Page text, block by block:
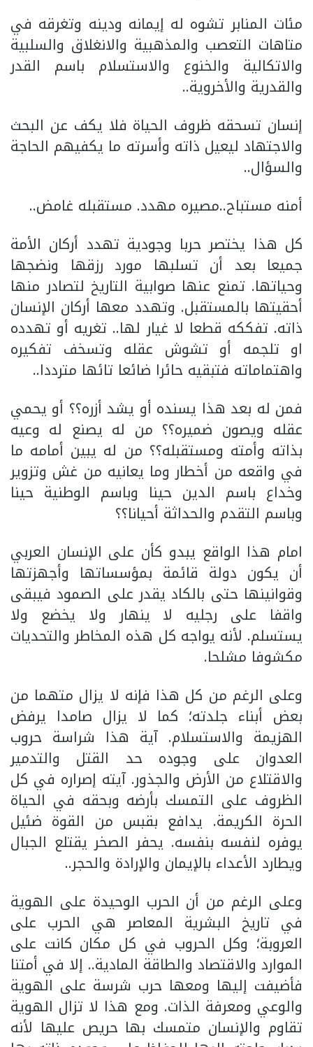
مئات المنابر تشوه له إيمانه ودينه وتغرقه في
متاهات التعصب والمذهبية والانغلاق والسلبية
والاتكالية والخنوع والاستسلام باسم القدر
والقدرية والأخروية..
إنسان تسحقه ظروف الحياة فلا يكف عن البحث
والاجتهاد ليعيل ذاته وأسرته ما يكفيهم الحاجة
والسؤال..
أمنه مستباح..مصيره مهدد. مستقبله غامض..
كل هذا يختصر حربا وجودية تهدد أركان الأمة
جميعا بعد أن تسلبها مورد رزقها ونضجها
وحياتها. تمنع عنها صوابية التاريخ لتصادر منها
أحقيتها بالمستقبل. وتهدد معها أركان الإنسان
ذاته. تفككه قطعا لا غيار لها.. تغريه أو تهدده
او تلجمه أو تشوش عقله وتسخف تفكيره
واهتماماته فتبقيه حائرا ضائعا تائها مترددا..
فمن له بعد هذا يسنده أو يشد أزره؟؟ أو يحمي
عقله ويصون ضميره؟؟ من له يصنع له وعيه
بذاته وأمته ومستقبله؟؟ من له يبين أمامه ما
في واقعه من أخطار وما يعانيه من غش وتزوير
وخداع باسم الدين حينا وباسم الوطنية حينا
وباسم التقدم والحداثة أحيانا؟؟
امام هذا الواقع يبدو كأن على الإنسان العربي
أن يكون دولة قائمة بمؤسساتها وأجهزتها
وقوانينها حتى بالكاد يقدر على الصمود فيبقى
واقفا على رجليه لا ينهار ولا يخضع ولا
يستسلم. لأنه يواجه كل هذه المخاطر والتحديات
مكشوفا مشلحا.
وعلى الرغم من كل هذا فإنه لا يزال متهما من
بعض أبناء جلدته؛ كما لا يزال صامدا يرفض
الهزيمة والاستسلام. آية هذا شراسة حروب
العدوان على وجوده حد القتل والتدمير
والاقتلاع من الأرض والجذور. آيته إصراره في كل
الظروف على التمسك بأرضه وبحقه في الحياة
الحرة الكريمة. يدافع بقبس من القوة ضئيل
يوفره لنفسه بنفسه. يحفر الصخر يقتلع الجبال
ويطارد الأعداء بالإيمان والإرادة والحجر..
وعلى الرغم من أن الحرب الوحيدة على الهوية
في تاريخ البشرية المعاصر هي الحرب على
العروبة؛ وكل الحروب في كل مكان كانت على
الموارد والاقتصاد والطاقة المادية.. إلا في أمتنا
فأضيفت إليها ومعها حرب شرسة على الهوية
والوعي ومعرفة الذات. ومع هذا لا تزال الهوية
تقاوم والإنسان متمسك بها حريص عليها لأنه